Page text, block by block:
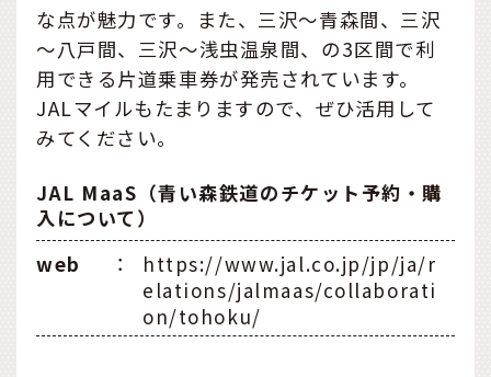
な点が魅力です。また、三沢～青森間、三沢
～八戸間、三沢～浅虫温泉間、の3区間で利
用できる片道乗車券が発売されています。
JALマイルもたまりますので、ぜひ活用して
みてください。
JAL MaaS（青い森鉄道のチケット予約・購
入について）
web
：
https://www.jal.co.jp/jp/ja/r
elations/jalmaas/collaborati
on/tohoku/